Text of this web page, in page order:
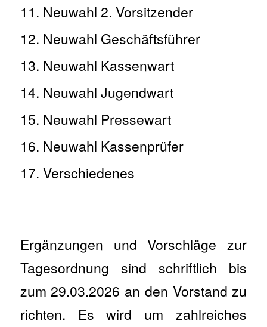
Neuwahl 2. Vorsitzender
Neuwahl Geschäftsführer
Neuwahl Kassenwart
Neuwahl Jugendwart
Neuwahl Pressewart
Neuwahl Kassenprüfer
Verschiedenes
Ergänzungen und Vorschläge zur
Tagesordnung sind schriftlich bis
zum 29.03.2026 an den Vorstand zu
richten. Es wird um zahlreiches